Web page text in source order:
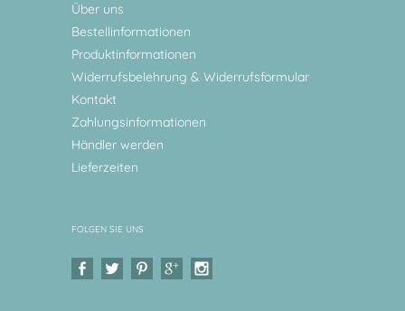
Über uns
Bestellinformationen
Produktinformationen
Widerrufsbelehrung & Widerrufsformular
Kontakt
Zahlungsinformationen
Händler werden
Lieferzeiten
FOLGEN SIE UNS